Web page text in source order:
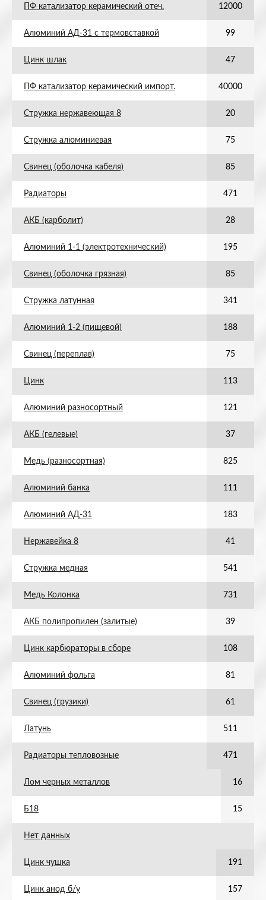
ПФ катализатор керамический отеч. 12000
Алюминий АД-31 с термовставкой 99
Цинк шлак 47
ПФ катализатор керамический импорт. 40000
Стружка нержавеющая 8 20
Стружка алюминиевая 75
Свинец (оболочка кабеля) 85
Радиаторы 471
АКБ (карболит) 28
Алюминий 1-1 (электротехнический) 195
Свинец (оболочка грязная) 85
Стружка латунная 341
Алюминий 1-2 (пищевой) 188
Свинец (переплав) 75
Цинк 113
Алюминий разносортный 121
АКБ (гелевые) 37
Медь (разносортная) 825
Алюминий банка 111
Алюминий АД-31 183
Нержавейка 8 41
Стружка медная 541
Медь Колонка 731
АКБ полипропилен (залитые) 39
Цинк карбюраторы в сборе 108
Алюминий фольга 81
Свинец (грузики) 61
Латунь 511
Радиаторы тепловозные 471
Лом черных металлов 16
Б18 15
Нет данных
Цинк чушка 191
Цинк анод б/у 157